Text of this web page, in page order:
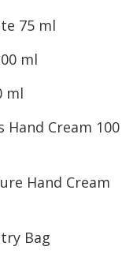
75 ml
ml
ml
Hand Cream 100
Hand Cream
Bag